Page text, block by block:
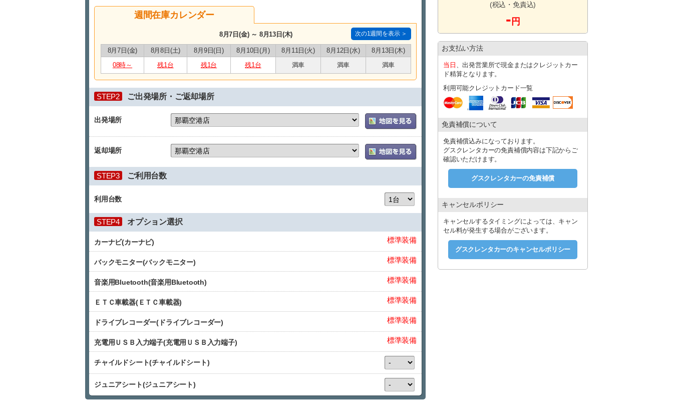
週間在庫カレンダー
次の1週間を表示 ＞
8月7日(金) ～ 8月13日(木)
8月7日(金) 8月8日(土) 8月9日(日) 8月10日(月) 8月11日(火) 8月12日(水)
8月13日(木)
08時～
残1台 残1台 残1台 満車 満車 満車
STEP2 ご出発場所・ご返却場所
出発場所
返却場所
STEP3 ご利用台数
利用台数
STEP4 オプション選択
カーナビ(カーナビ) 標準装備
バックモニター(バックモニター) 標準装備
音楽用Bluetooth(音楽用Bluetooth) 標準装備
ＥＴＣ車載器(ＥＴＣ車載器) 標準装備
ドライブレコーダー(ドライブレコーダー) 標準装備
充電用ＵＳＢ入力端子(充電用ＵＳＢ入力端子) 標準装備
チャイルドシート(チャイルドシート)
ジュニアシート(ジュニアシート)
(税込・免責込)
- 円
お支払い方法
当日 、出発営業所で現金またはクレジットカー
ド精算となります。
利用可能クレジットカード一覧
免責補償について
免責補償込みになっております。
グスクレンタカーの免責補償内容は下記からご
確認いただけます。
グスクレンタカーの免責補償
キャンセルポリシー
キャンセルするタイミングによっては、キャン
セル料が発生する場合がございます。
グスクレンタカーのキャンセルポリシー